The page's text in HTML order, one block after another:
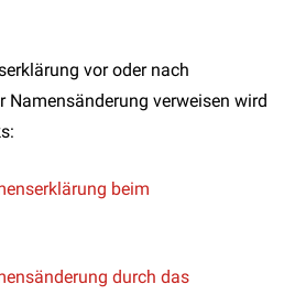
vor oder nach
Namensänderung verweisen wird
beim
durch das